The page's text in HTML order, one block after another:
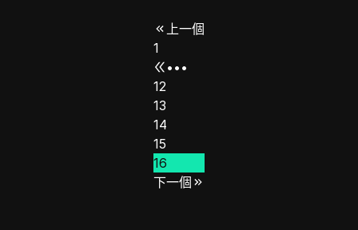
上一個
1
•••
12
13
14
15
16
下一個